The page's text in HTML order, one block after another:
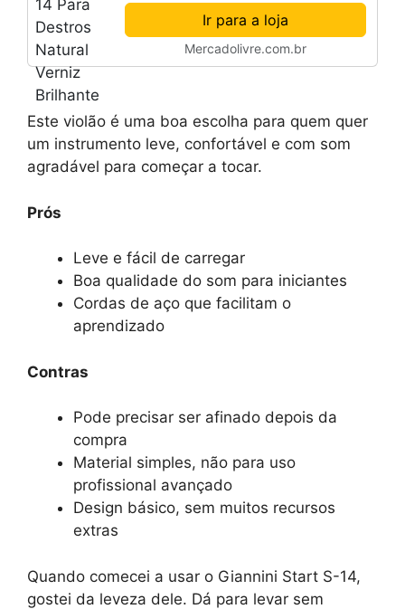
Ir para a loja
Mercadolivre.com.br
Este violão é uma boa escolha para quem quer
um instrumento leve, confortável e com som
agradável para começar a tocar.
Prós
Leve e fácil de carregar
Boa qualidade do som para iniciantes
Cordas de aço que facilitam o
aprendizado
Contras
Pode precisar ser afinado depois da
compra
Material simples, não para uso
profissional avançado
Design básico, sem muitos recursos
extras
Quando comecei a usar o Giannini Start S-14,
gostei da leveza dele. Dá para levar sem